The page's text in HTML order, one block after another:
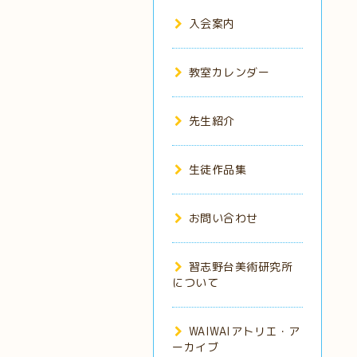
入会案内
教室カレンダー
先生紹介
生徒作品集
お問い合わせ
習志野台美術研究所
について
WAIWAIアトリエ・ア
ーカイブ